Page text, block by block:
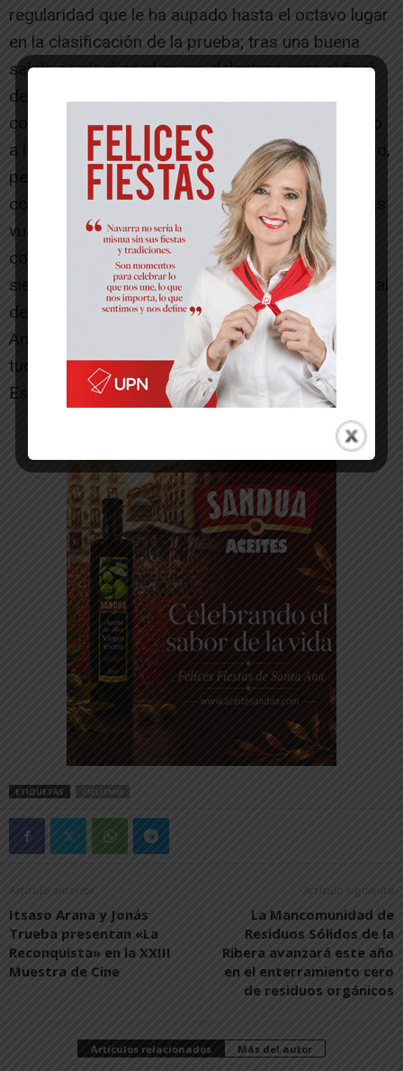
regularidad que le ha aupado hasta el octavo lugar
en la clasificación de la prueba; tras una buena
salida se situó en el grupo delantero pero al final
de la primera vuelta, de las cinco de las que
constaba la carrera, los favoritos fueron soltando
a los rivales. Carlos sin cebarse en seguir al grupo,
perdió unos cuantos puestos, pero a base de
constancia y mantener su ritmo en las dos últimas
vueltas fue superando corredores hasta
conquistar la octava posición en categoría élite,
siendo el tercer navarro por detrás del profesional
de la bici de carretera Enrique Sanz y el veterano
Ander Elizagaray También participaron los
tudelanos Javier Izquierdo (24º Élite) e Ignacio
Escribano (37º Master 40).[/ihc-hide-content]
ETIQUETAS CICLISMO
Artículo anterior
Itsaso Arana y Jonás
Trueba presentan «La
Reconquista» en la XXIII
Muestra de Cine
Artículo siguiente
La Mancomunidad de
Residuos Sólidos de la
Ribera avanzará este año
en el enterramiento cero
de residuos orgánicos
Artículos relacionados Más del autor